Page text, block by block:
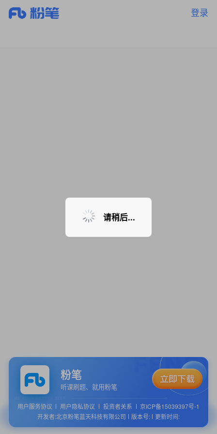
登录
暂无课程，敬请期待
粉笔
听课刷题、就用粉笔
用户服务协议 用户隐私协议 投资者关系
京ICP备15039397号-1
开发者:北京粉笔蓝天科技有限公司
版本号: 更新时间:
请稍后...